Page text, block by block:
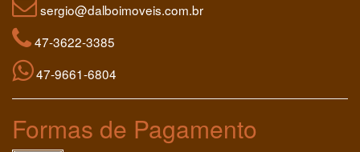
sergio@dalboimoveis.com.br
47-3622-3385
47-9661-6804
Formas de Pagamento